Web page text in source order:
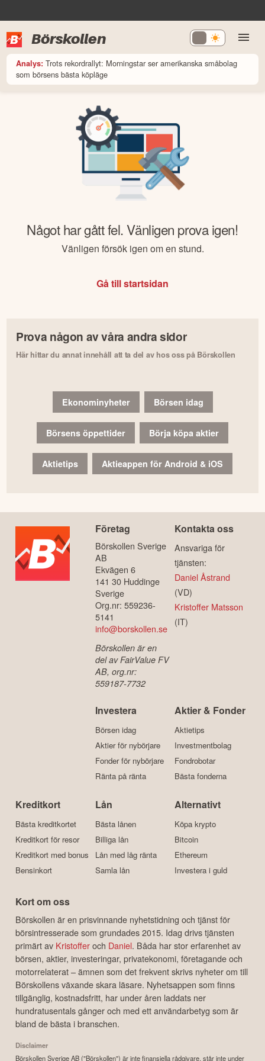
Börskollen
Analys: Trots rekordrallyt: Morningstar ser amerikanska småbolag
som börsens bästa köpläge
Något har gått fel. Vänligen prova igen!
Vänligen försök igen om en stund.
Gå till startsidan
Prova någon av våra andra sidor
Här hittar du annat innehåll att ta del av hos oss på Börskollen
Ekonominyheter Börsen idag
Börsens öppettider Börja köpa aktier
Aktietips Aktieappen för Android & iOS
Företag
Börskollen Sverige
AB
Ekvägen 6
141 30 Huddinge
Sverige
Org.nr: 559236-
5141
info@borskollen.se
Börskollen är en
del av FairValue FV
AB, org.nr:
559187-7732
Kontakta oss
Ansvariga för
tjänsten:
Daniel Åstrand
(VD)
Kristoffer Matsson
(IT)
Investera
Börsen idag
Aktier för nybörjare
Fonder för nybörjare
Ränta på ränta
Aktier & Fonder
Aktietips
Investmentbolag
Fondrobotar
Bästa fonderna
Kreditkort
Bästa kreditkortet
Kreditkort för resor
Kreditkort med bonus
Bensinkort
Lån
Bästa lånen
Billiga lån
Lån med låg ränta
Samla lån
Alternativt
Köpa krypto
Bitcoin
Ethereum
Investera i guld
Kort om oss
Börskollen är en prisvinnande nyhetstidning och tjänst för
börsintresserade som grundades 2015. Idag drivs tjänsten
primärt av Kristofferoch Daniel. Båda har stor erfarenhet av
börsen, aktier, investeringar, privatekonomi, företagande och
motorrelaterat – ämnen som det frekvent skrivs nyheter om till
Börskollens växande skara läsare. Nyhetsappen som finns
tillgänglig, kostnadsfritt, har under åren laddats ner
hundratusentals gånger och med ett användarbetyg som är
bland de bästa i branschen.
Disclaimer
Börskollen Sverige AB ("Börskollen") är inte finansiella rådgivare, står inte under